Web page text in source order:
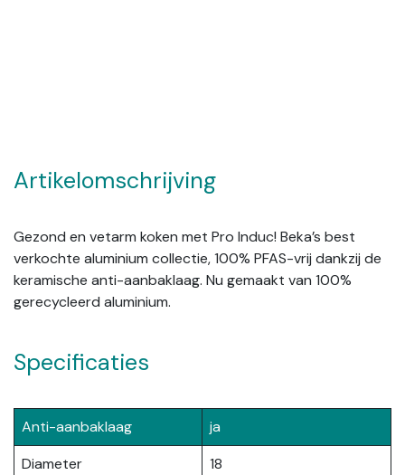
Artikelomschrijving
Gezond en vetarm koken met Pro Induc! Beka’s best
verkochte aluminium collectie, 100% PFAS-vrij dankzij de
keramische anti-aanbaklaag. Nu gemaakt van 100%
gerecycleerd aluminium.
Specificaties
Anti-aanbaklaag
ja
Diameter
18